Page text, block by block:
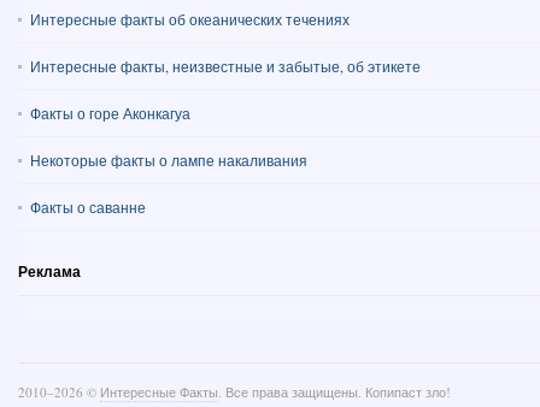
Интересные факты об океанических течениях
Интересные факты, неизвестные и забытые, об этикете
Факты о горе Аконкагуа
Некоторые факты о лампе накаливания
Факты о саванне
Реклама
2010–2026 © Интересные Факты. Все права защищены. Копипаст зло!